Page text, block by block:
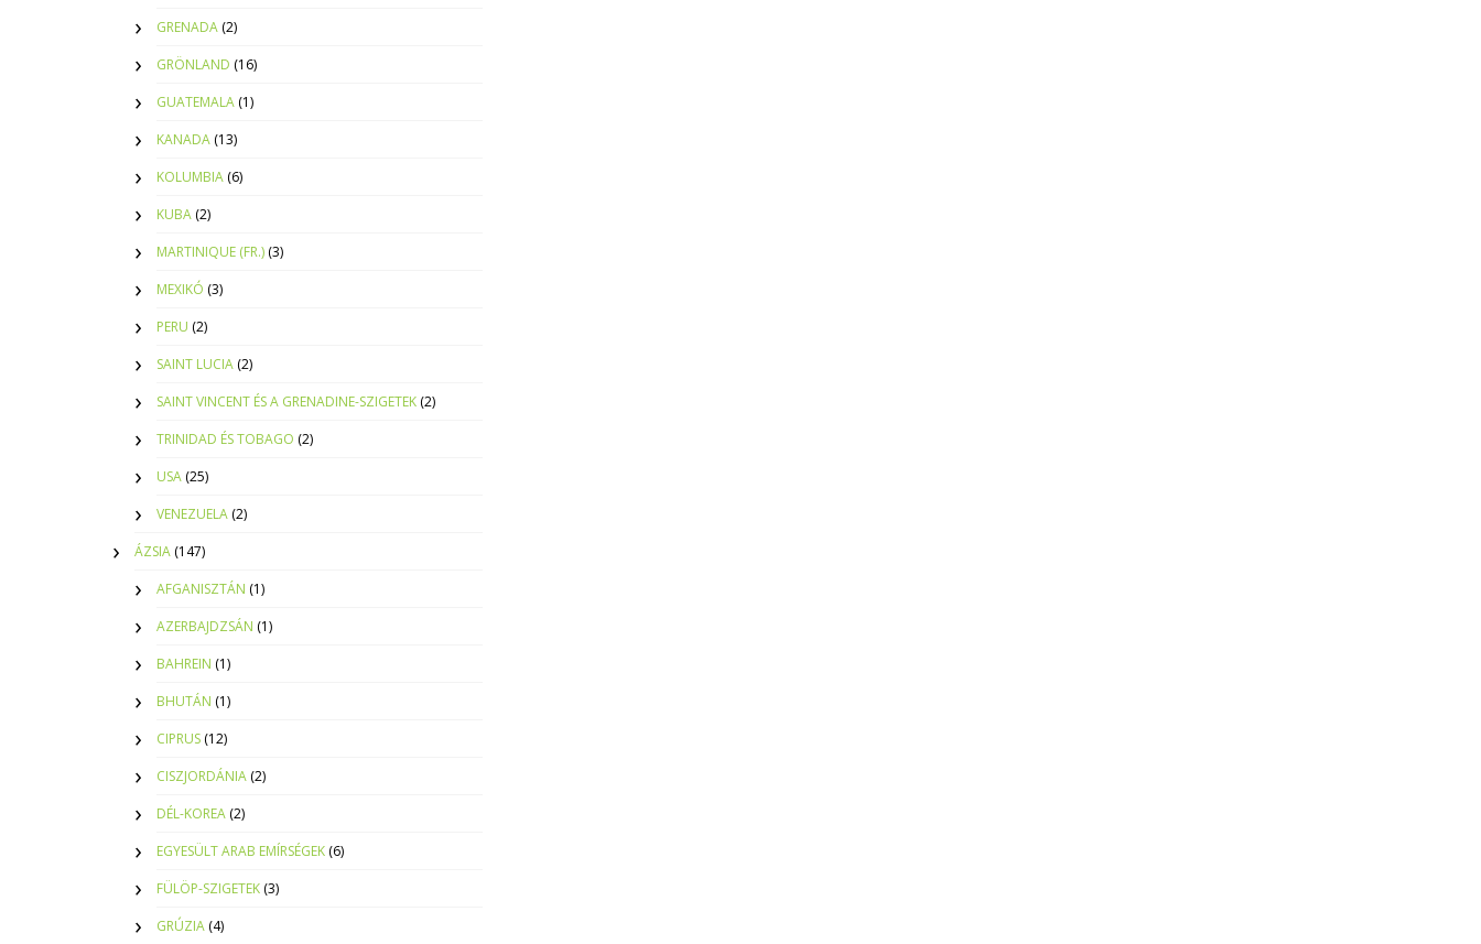
GRENADA (2)
GRÖNLAND (16)
GUATEMALA (1)
KANADA (13)
KOLUMBIA (6)
KUBA (2)
MARTINIQUE (FR.) (3)
MEXIKÓ (3)
PERU (2)
SAINT LUCIA (2)
SAINT VINCENT ÉS A GRENADINE-SZIGETEK (2)
TRINIDAD ÉS TOBAGO (2)
USA (25)
VENEZUELA (2)
ÁZSIA (147)
AFGANISZTÁN (1)
AZERBAJDZSÁN (1)
BAHREIN (1)
BHUTÁN (1)
CIPRUS (12)
CISZJORDÁNIA (2)
DÉL-KOREA (2)
EGYESÜLT ARAB EMÍRSÉGEK (6)
FÜLÖP-SZIGETEK (3)
GRÚZIA (4)